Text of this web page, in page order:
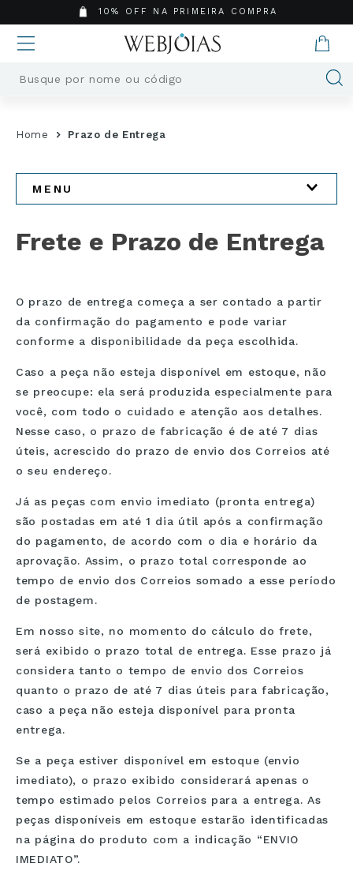
10% OFF NA PRIMEIRA COMPRA
Busque por nome ou código
Home Prazo de Entrega
MENU
Cuidados Especiais
Política de Troca e Devolução
Cancelamento de Compra
Certificado de Garantia
Forma de Pagamento
Fale Conosco
Conheça a linha MVNDOS
Frete e Prazo de Entrega
O prazo de entrega começa a ser contado a partir
da confirmação do pagamento e pode variar
conforme a disponibilidade da peça escolhida.
Caso a peça não esteja disponível em estoque, não
se preocupe: ela será produzida especialmente para
você, com todo o cuidado e atenção aos detalhes.
Nesse caso, o prazo de fabricação é de até 7 dias
úteis, acrescido do prazo de envio dos Correios até
o seu endereço.
Já as peças com envio imediato (pronta entrega)
são postadas em até 1 dia útil após a confirmação
do pagamento, de acordo com o dia e horário da
aprovação. Assim, o prazo total corresponde ao
tempo de envio dos Correios somado a esse período
de postagem.
Em nosso site, no momento do cálculo do frete,
será exibido o prazo total de entrega. Esse prazo já
considera tanto o tempo de envio dos Correios
quanto o prazo de até 7 dias úteis para fabricação,
caso a peça não esteja disponível para pronta
entrega.
Se a peça estiver disponível em estoque (envio
imediato), o prazo exibido considerará apenas o
tempo estimado pelos Correios para a entrega. As
peças disponíveis em estoque estarão identificadas
na página do produto com a indicação “ENVIO
IMEDIATO”.
1º
Aneis
4º
Colares
6
Argola
º Moissanite